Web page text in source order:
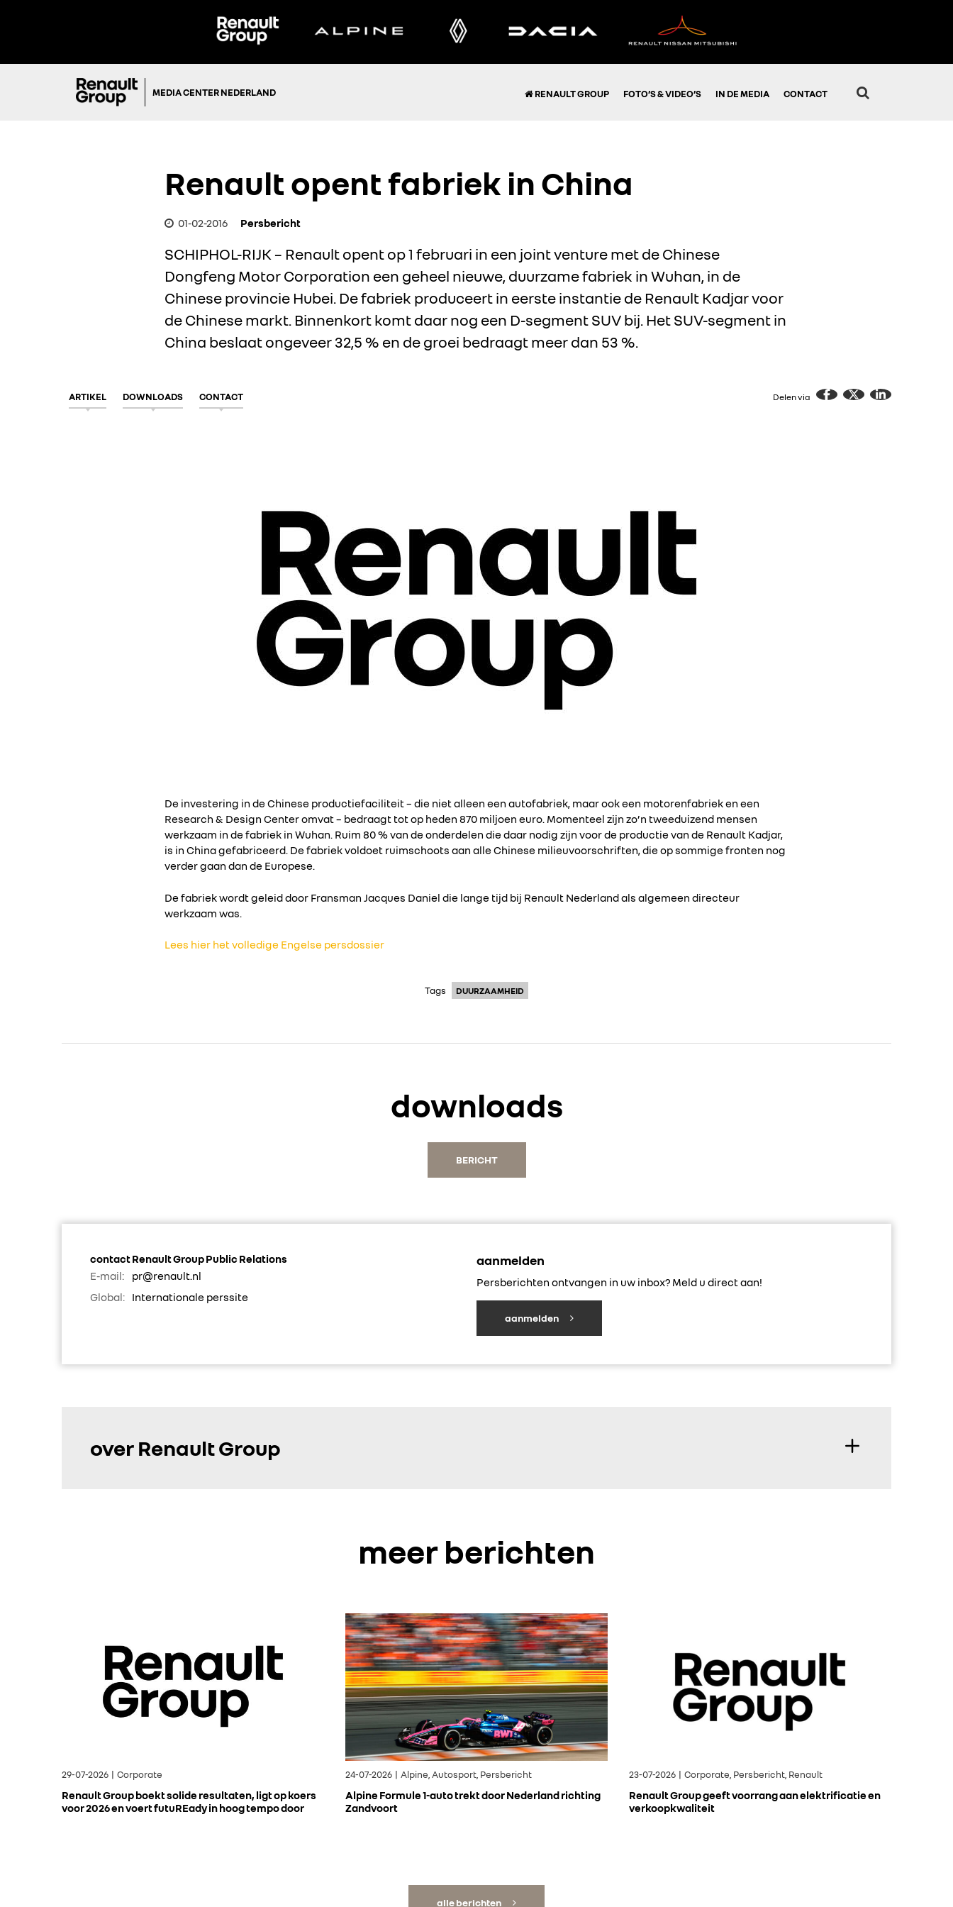
MEDIA CENTER NEDERLAND RENAULT GROUP FOTO’S & VIDEO’S IN DE MEDIA CONTACT
Renault opent fabriek in China
01-02-2016 Persbericht
SCHIPHOL-RIJK – Renault opent op 1 februari in een joint venture met de Chinese
Dongfeng Motor Corporation een geheel nieuwe, duurzame fabriek in Wuhan, in de
Chinese provincie Hubei. De fabriek produceert in eerste instantie de Renault Kadjar voor
de Chinese markt. Binnenkort komt daar nog een D-segment SUV bij. Het SUV-segment in
China beslaat ongeveer 32,5 % en de groei bedraagt meer dan 53 %.
ARTIKEL DOWNLOADS CONTACT Delen via
De investering in de Chinese productiefaciliteit – die niet alleen een autofabriek, maar ook een motorenfabriek en een
Research & Design Center omvat – bedraagt tot op heden 870 miljoen euro. Momenteel zijn zo’n tweeduizend mensen
werkzaam in de fabriek in Wuhan. Ruim 80 % van de onderdelen die daar nodig zijn voor de productie van de Renault Kadjar,
is in China gefabriceerd. De fabriek voldoet ruimschoots aan alle Chinese milieuvoorschriften, die op sommige fronten nog
verder gaan dan de Europese.
De fabriek wordt geleid door Fransman Jacques Daniel die lange tijd bij Renault Nederland als algemeen directeur
werkzaam was.
Lees hier het volledige Engelse persdossier
Tags DUURZAAMHEID
downloads
BERICHT
contact Renault Group Public Relations
E-mail:
pr@renault.nl
Global:
Internationale perssite
aanmelden
Persberichten ontvangen in uw inbox? Meld u direct aan!
aanmelden
over Renault Group
meer berichten
29-07-2026 | Corporate
Renault Group boekt solide resultaten, ligt op koers
voor 2026 en voert futuREady in hoog tempo door
24-07-2026 | Alpine, Autosport, Persbericht
Alpine Formule 1-auto trekt door Nederland richting
Zandvoort
23-07-2026 | Corporate, Persbericht, Renault
Renault Group geeft voorrang aan elektrificatie en
verkoopkwaliteit
alle berichten